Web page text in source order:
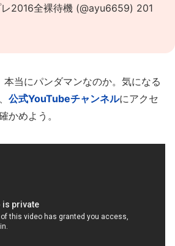
2016全裸待機 (@ayu6659) 201
当にパンダマンなのか。気になる
公式YouTubeチャンネルにアクセ
かめよう。